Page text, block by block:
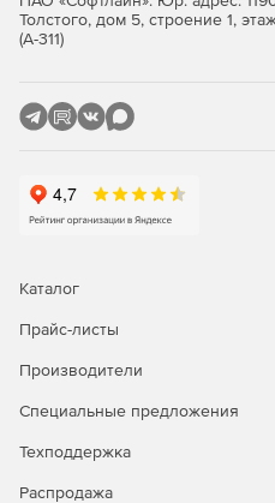
Толстого, дом 5, строение 1,
(А-311)
Каталог
Прайс-листы
Производители
Специальные предложения
Техподдержка
Распродажа